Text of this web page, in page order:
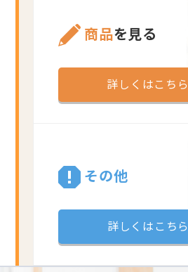
商品を見る
詳しくはこちら
その他
詳しくはこちら